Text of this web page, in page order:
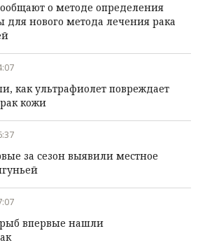
о методе определения
для нового метода лечения рака
как ультрафиолет повреждает
кожи
за сезон выявили местное
впервые нашли